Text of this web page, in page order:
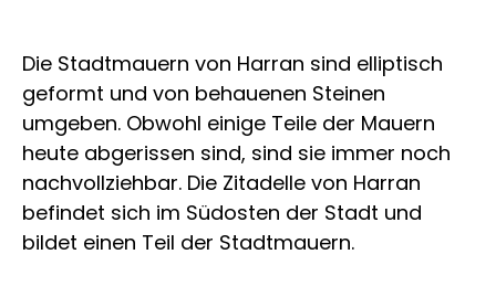
Die Stadtmauern von Harran sind elliptisch
geformt und von behauenen Steinen
umgeben. Obwohl einige Teile der Mauern
heute abgerissen sind, sind sie immer noch
nachvollziehbar. Die Zitadelle von Harran
befindet sich im Südosten der Stadt und
bildet einen Teil der Stadtmauern.